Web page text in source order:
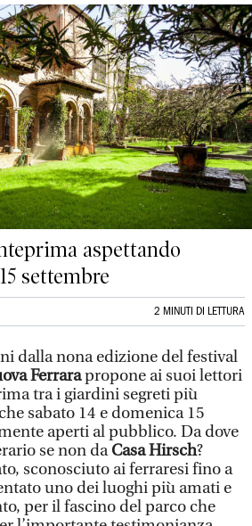
aspettando
settembre
2 MINUTI DI LETTURA
dalla nona edizione del festival
Ferrarapropone ai suoi lettori
tra i giardini segreti più
sabato 14 e domenica 15
aperti al pubblico. Da dove
se non daCasa Hirsch?
sconosciuto ai ferraresi fino a
uno dei luoghi più amati e
per il fascino del parco che